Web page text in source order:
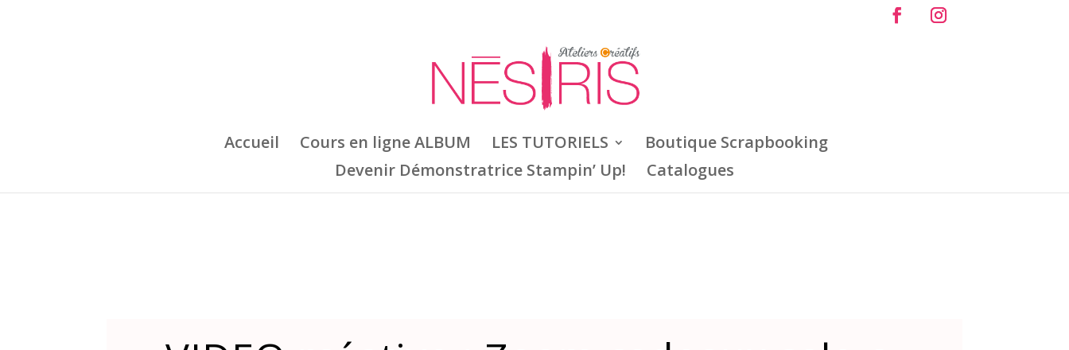
Accueil Cours en ligne ALBUM LES TUTORIELS
Boutique Scrapbooking
Devenir Démonstratrice Stampin’ Up!
Catalogues